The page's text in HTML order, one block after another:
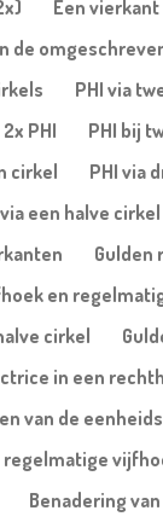
Een
de
PHI via
PHI
PHI bij
cirkel
PHI via
een halve
Gulden
en
cirkel
in een
van de
regelmatige
Benadering